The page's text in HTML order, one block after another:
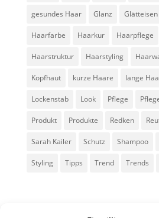
gesundes Haar Glanz Glätteisen
Haarfarbe Haarkur Haarpflege
Haarstruktur Haarstyling
Kopfhaut kurze Haare lange
Lockenstab Look Pflege
Produkt Produkte Redken
Sarah Kailer Schutz Shampoo
Styling Tipps Trend Trends